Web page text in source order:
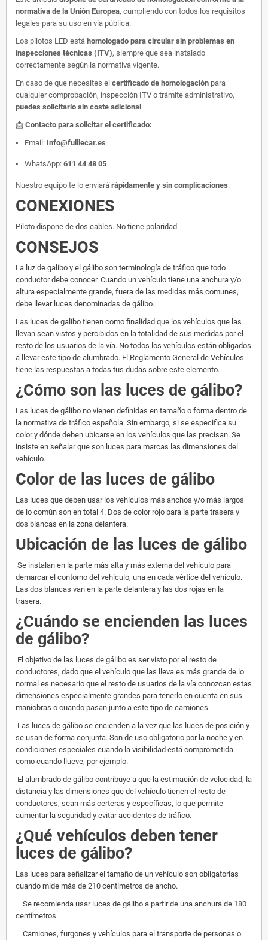
normativa de la Unión Europea, cumpliendo con todos los requisitos
legales para su uso en vía pública.
Los pilotos LED está homologado para circular sin problemas en
inspecciones técnicas (ITV), siempre que sea instalado
correctamente según la normativa vigente.
En caso de que necesites el certificado de homologación para
cualquier comprobación, inspección ITV o trámite administrativo,
puedes solicitarlo sin coste adicional .
📩 Contacto para solicitar el certificado:
Email: Info@fulllecar.es
WhatsApp: 611 44 48 05
Nuestro equipo te lo enviará rápidamente y sin complicaciones.
CONEXIONES
Piloto dispone de dos cables. No tiene polaridad.
CONSEJOS
La luz de galibo y el gálibo son terminología de tráfico que todo
conductor debe conocer. Cuando un vehículo tiene una anchura y/o
altura especialmente grande, fuera de las medidas más comunes,
debe llevar luces denominadas de gálibo.
Las luces de galibo tienen como finalidad que los vehículos que las
llevan sean vistos y percibidos en la totalidad de sus medidas por el
resto de los usuarios de la vía. No todos los vehículos están obligados
a llevar este tipo de alumbrado. El Reglamento General de Vehículos
tiene las respuestas a todas tus dudas sobre este elemento.
¿Cómo son las luces de gálibo?
Las luces de gálibo no vienen definidas en tamaño o forma dentro de
la normativa de tráfico española. Sin embargo, si se especifica su
color y dónde deben ubicarse en los vehículos que las precisan. Se
insiste en señalar que son luces para marcas las dimensiones del
vehículo.
Color de las luces de gálibo
Las luces que deben usar los vehículos más anchos y/o más largos
de lo común son en total 4. Dos de color rojo para la parte trasera y
dos blancas en la zona delantera.
Ubicación de las luces de gálibo
Se instalan en la parte más alta y más externa del vehículo para
demarcar el contorno del vehículo, una en cada vértice del vehículo.
Las dos blancas van en la parte delantera y las dos rojas en la
trasera.
¿Cuándo se encienden las luces
de gálibo?
El objetivo de las luces de gálibo es ser visto por el resto de
conductores, dado que el vehículo que las lleva es más grande de lo
normal es necesario que el resto de usuarios de la vía conozcan estas
dimensiones especialmente grandes para tenerlo en cuenta en sus
maniobras o cuando pasan junto a este tipo de camiones.
Las luces de gálibo se encienden a la vez que las luces de posición y
se usan de forma conjunta. Son de uso obligatorio por la noche y en
condiciones especiales cuando la visibilidad está comprometida
como cuando llueve, por ejemplo.
El alumbrado de gálibo contribuye a que la estimación de velocidad, la
distancia y las dimensiones que del vehículo tienen el resto de
conductores, sean más certeras y específicas, lo que permite
aumentar la seguridad y evitar accidentes de tráfico.
¿Qué vehículos deben tener
luces de gálibo?
Las luces para señalizar el tamaño de un vehículo son obligatorias
cuando mide más de 210 centímetros de ancho.
Se recomienda usar luces de gálibo a partir de una anchura de 180
centímetros.
Camiones, furgones y vehículos para el transporte de personas o